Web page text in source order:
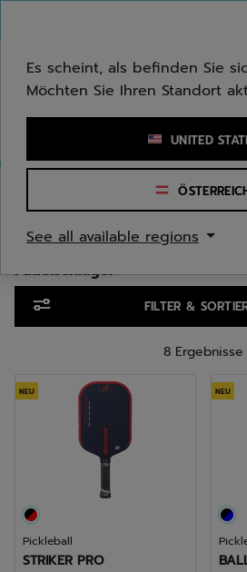
Stichwort oder Artikelnummer
Padelschläger
PADELSCHLÄGER
Padelschläger
FILTER &
8 Ergebnisse
NEU
Pickleball
STRIKER PRO
NEU
Es scheint, als befinden Sie
Möchten Sie Ihren Standort
UNITED
See all available regions